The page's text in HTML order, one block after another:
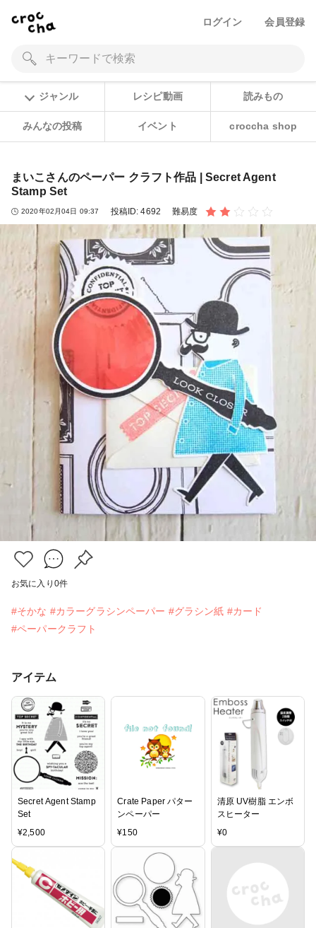
ログイン 会員登録
ジャンル レシピ動画 読みもの
みんなの投稿 イベント croccha shop
まいこさんのペーパー クラフト作品 | Secret Agent
Stamp Set
2020年02月04日 09:37 投稿ID:4692 難易度
お気に入り 0件
#そかな #カラーグラシンペーパー #グラシン紙 #カード
#ペーパークラフト
アイテム
Secret Agent Stamp
Set
¥2,500
Crate Paper パター
ンペーパー
¥150
清原 UV樹脂 エンボ
スヒーター
¥0